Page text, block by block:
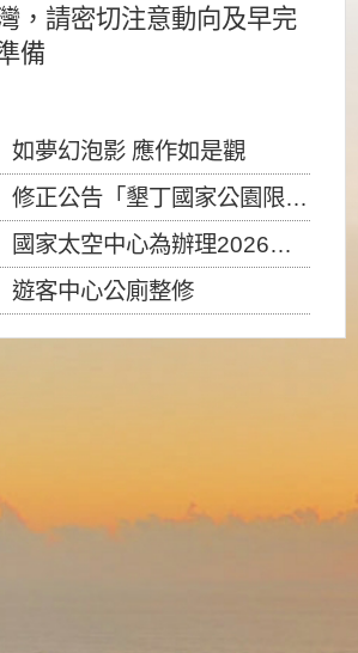
，請密切注意動向及早完
備
如夢幻泡影 應作如是觀
修正公告「墾丁國家公園限制水域遊憩活動之種類、範圍、時間及行為」，自即日生效。
國家太空中心為辦理2026台灣盃火箭競賽，陸、海、空域警戒及協調相關事宜，因颱風備案事宜
遊客中心公廁整修